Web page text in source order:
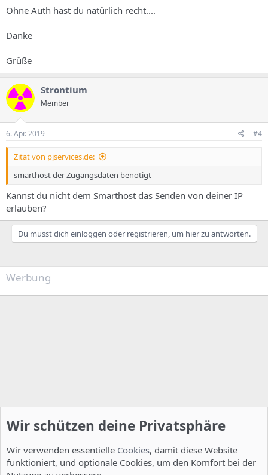
Ohne Auth hast du natürlich recht....
Danke
Grüße
Strontium
Member
6. Apr. 2019 #4
Zitat von pjservices.de:
smarthost der Zugangsdaten benötigt
Kannst du nicht dem Smarthost das Senden von deiner IP
erlauben?
Du musst dich einloggen oder registrieren, um hier zu antworten.
Werbung
Wir schützen deine Privatsphäre
Wir verwenden essentielle Cookies, damit diese Website
funktioniert, und optionale Cookies, um den Komfort bei der